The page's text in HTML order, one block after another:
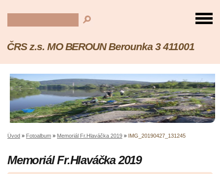
ČRS z.s. MO BEROUN Berounka 3 411001
Úvod » Fotoalbum » Memoriál Fr.Hlaváčka 2019 » IMG_20190427_131245
Memoriál Fr.Hlaváčka 2019